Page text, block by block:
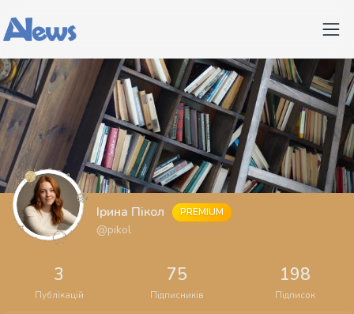
Ірина Пікол PREMIUM
@pikol
3
Публікацій
75
Підписників
198
Підписок